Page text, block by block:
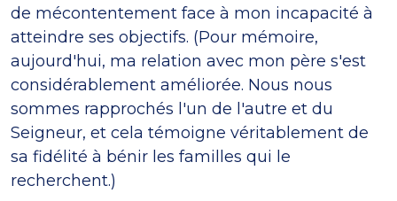
de mécontentement face à mon incapacité à
atteindre ses objectifs. (Pour mémoire,
aujourd'hui, ma relation avec mon père s'est
considérablement améliorée. Nous nous
sommes rapprochés l'un de l'autre et du
Seigneur, et cela témoigne véritablement de
sa fidélité à bénir les familles qui le
recherchent.)